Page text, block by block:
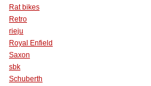
Rat bikes
Retro
rieju
Royal Enfield
Saxon
sbk
Schuberth